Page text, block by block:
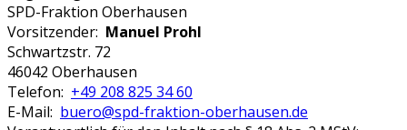
SPD-Fraktion Oberhausen
Vorsitzender: Manuel Prohl
Schwartzstr. 72
46042 Oberhausen
Telefon: +49 208 825 34 60
E-Mail: buero@spd-fraktion-oberhausen.de